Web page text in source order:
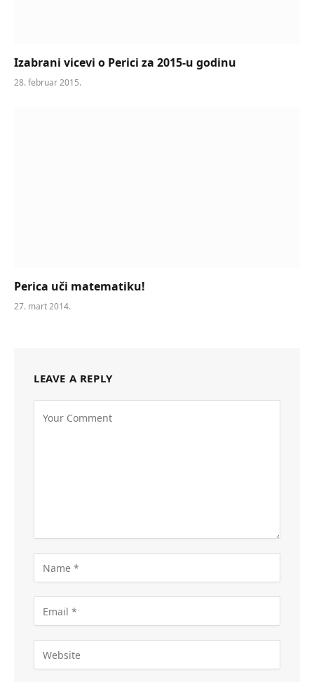
Izabrani vicevi o Perici za 2015-u godinu
28. februar 2015.
Perica uči matematiku!
27. mart 2014.
LEAVE A REPLY